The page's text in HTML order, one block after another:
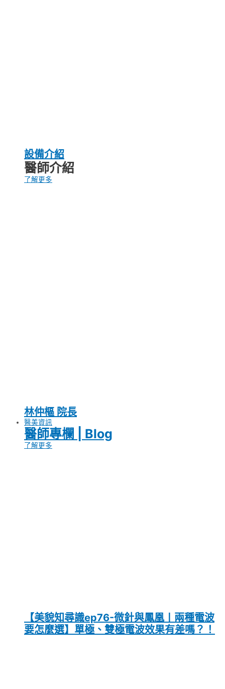
設備介紹
醫師介紹
了解更多
林仲樞 院長
醫美資訊
醫師專欄 | Blog
了解更多
【美貌知尋識ep76-微針與鳳凰〡兩種電波
要怎麼選】單極、雙極電波效果有差嗎？！